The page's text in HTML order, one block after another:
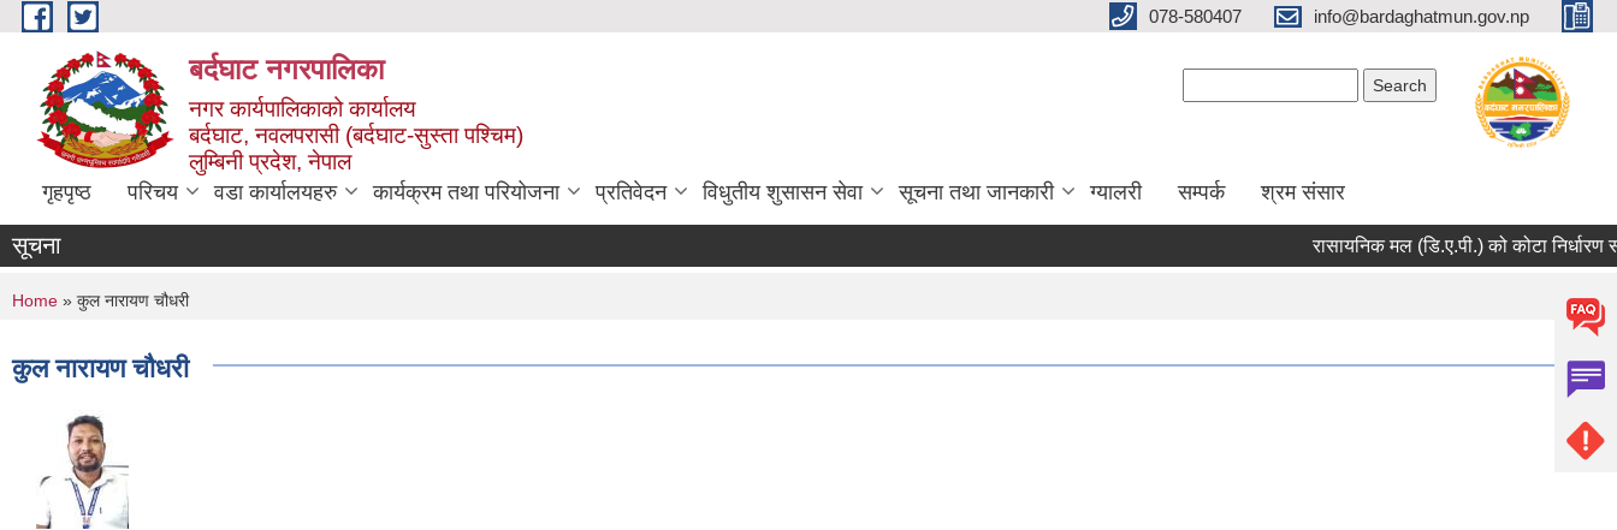
Skip to main content 078-580407 info@bardaghatmun.gov.np
बर्दघाट नगरपालिका
नगर कार्यपालिकाको कार्यालय
बर्दघाट, नवलपरासी (बर्दघाट-सुस्ता पश्चिम)
लुम्बिनी प्रदेश, नेपाल
गृहपृष्ठ परिचय वडा कार्यालयहरु कार्यक्रम तथा परियोजना प्रतिवेदन विधुतीय शुसासन सेवा सूचना तथा जानकारी ग्यालरी सम्पर्क श्रम संसार
सूचना रासायनिक मल (डि.ए.पी.) को कोटा निर्धारण
You are here
Home » कुल नारायण चौधरी
कुल नारायण चौधरी